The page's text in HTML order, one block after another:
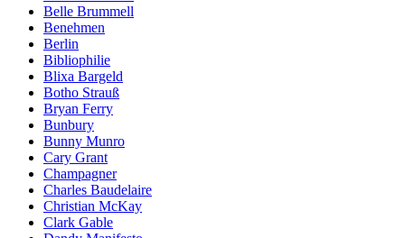
Belle Brummell
Benehmen
Berlin
Bibliophilie
Blixa Bargeld
Botho Strauß
Bryan Ferry
Bunbury
Bunny Munro
Cary Grant
Champagner
Charles Baudelaire
Christian McKay
Clark Gable